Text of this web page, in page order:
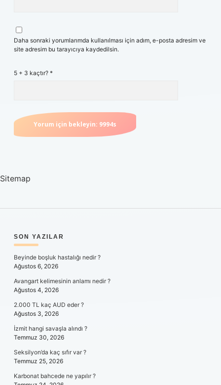
Daha sonraki yorumlarımda kullanılması için adım, e-posta adresim ve
site adresim bu tarayıcıya kaydedilsin.
5 + 3 kaçtır? *
Sitemap
SIDEBAR
SON YAZILAR
Beyinde boşluk hastalığı nedir ?
Ağustos 6, 2026
Avangart kelimesinin anlamı nedir ?
Ağustos 4, 2026
2.000 TL kaç AUD eder ?
Ağustos 3, 2026
İzmit hangi savaşla alındı ?
Temmuz 30, 2026
Seksilyon’da kaç sıfır var ?
Temmuz 25, 2026
Karbonat bahcede ne yapılır ?